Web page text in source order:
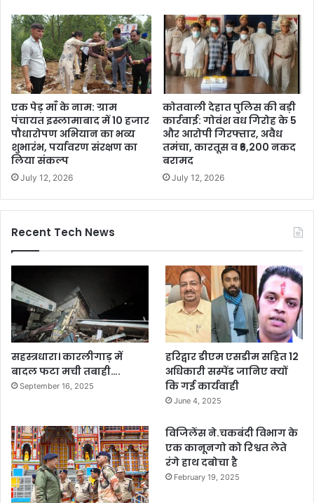
एक पेड़ माँ के नाम: ग्राम
पंचायत इस्लामाबाद में 10 हजार
पौधारोपण अभियान का भव्य
शुभारंभ, पर्यावरण संरक्षण का
लिया संकल्प
July 12, 2026
कोतवाली देहात पुलिस की बड़ी
कार्रवाई: गोवंश वध गिरोह के 5
और आरोपी गिरफ्तार, अवैध
तमंचा, कारतूस व ₹6,200 नकद
बरामद
July 12, 2026
Recent Tech News
सहस्त्रधारा। कारलीगाड़ में
बादल फटा मची तबाही….
September 16, 2025
हरिद्वार डीएम एसडीम सहित 12
अधिकारी सस्पेंड जानिए क्यों
कि गई कार्यवाही
June 4, 2025
विजिलेंस ने.चकबंदी विभाग के
एक कानूनगो को रिश्वत लेते
रंगे हाथ दबोचा है
February 19, 2025